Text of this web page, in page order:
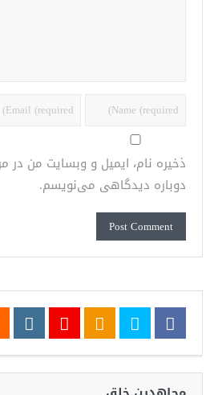
ذخیره نام، ایمیل و وبسایت من در
دوباره دیدگاهی می‌نویسم.